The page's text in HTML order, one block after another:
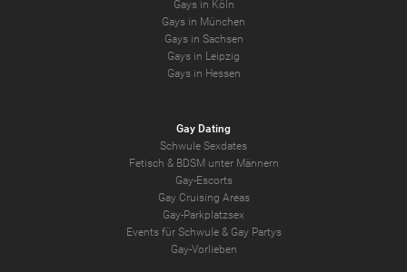
Gays in Köln
Gays in München
Gays in Sachsen
Gays in Leipzig
Gays in Hessen
Gay Dating
Schwule Sexdates
Fetisch & BDSM unter Männern
Gay-Escorts
Gay Cruising Areas
Gay-Parkplatzsex
Events für Schwule & Gay Partys
Gay-Vorlieben